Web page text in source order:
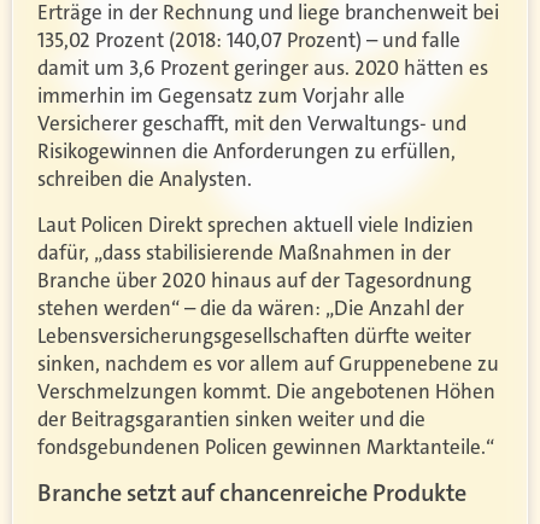
Erträge in der Rechnung und liege branchenweit bei
135,02 Prozent (2018: 140,07 Prozent) – und falle
damit um 3,6 Prozent geringer aus. 2020 hätten es
immerhin im Gegensatz zum Vorjahr alle
Versicherer geschafft, mit den Verwaltungs- und
Risikogewinnen die Anforderungen zu erfüllen,
schreiben die Analysten.
Laut Policen Direkt sprechen aktuell viele Indizien
dafür, „dass stabilisierende Maßnahmen in der
Branche über 2020 hinaus auf der Tagesordnung
stehen werden“ – die da wären: „Die Anzahl der
Lebensversicherungsgesellschaften dürfte weiter
sinken, nachdem es vor allem auf Gruppenebene zu
Verschmelzungen kommt. Die angebotenen Höhen
der Beitragsgarantien sinken weiter und die
fondsgebundenen Policen gewinnen Marktanteile.“
Branche setzt auf chancenreiche Produkte